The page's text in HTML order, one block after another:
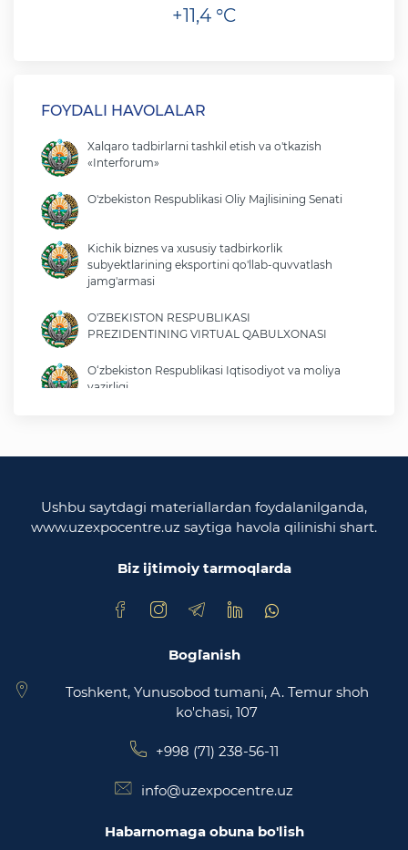
+11,4 °C
FOYDALI HAVOLALAR
Xalqaro tadbirlarni tashkil etish va o'tkazish
«Interforum»
O'zbekiston Respublikasi Oliy Majlisining Senati
Kichik biznes va xususiy tadbirkorlik
subyektlarining eksportini qo'llab-quvvatlash
jamg'armasi
O'ZBEKISTON RESPUBLIKASI
PREZIDENTINING VIRTUAL QABULXONASI
O‘zbekiston Respublikasi Iqtisodiyot va moliya
vazirligi
O‘zbekiston Respublikasi Adliya vazirligi
Trade Uzbekistan milliy eksportbop savdo
Ushbu saytdagi materiallardan foydalanilganda,
www.uzexpocentre.uz saytiga havola qilinishi shart.
Biz ijtimoiy tarmoqlarda
Bog`lanish
Toshkent, Yunusobod tumani, A. Temur shoh
ko'chasi, 107
+998 (71) 238-56-11
info@uzexpocentre.uz
Habarnomaga obuna bo'lish